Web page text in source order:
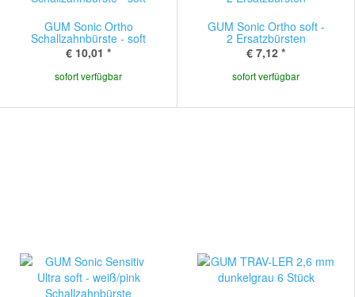
GUM Sonic Ortho
Schallzahnbürste - soft
€ 10,01 *
sofort verfügbar
GUM Sonic Ortho soft -
2 Ersatzbürsten
€ 7,12 *
sofort verfügbar